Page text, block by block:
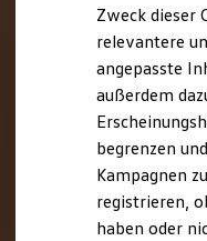
Zweck dieser
relevantere
angepasste
außerdem
begrenzen
Kampagnen
registrieren,
haben oder